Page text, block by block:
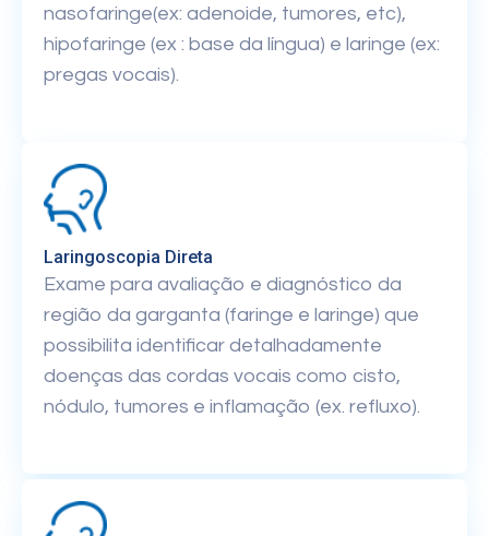
nasofaringe(ex: adenoide, tumores, etc),
hipofaringe (ex : base da língua) e laringe (ex:
pregas vocais).
Laringoscopia Direta
Exame para avaliação e diagnóstico da
região da garganta (faringe e laringe) que
possibilita identificar detalhadamente
doenças das cordas vocais como cisto,
nódulo, tumores e inflamação (ex. refluxo).